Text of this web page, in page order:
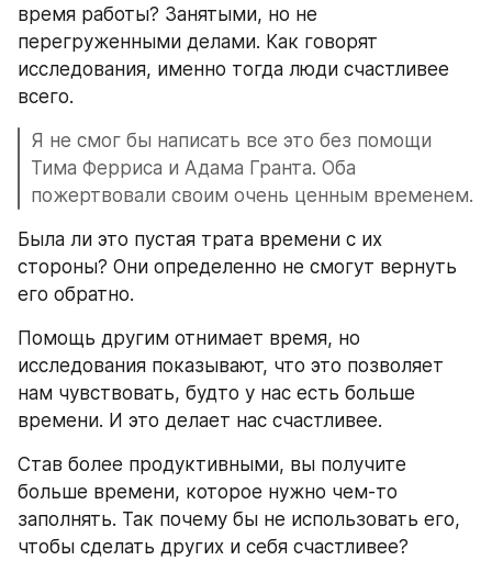
время работы? Занятыми, но не
перегруженными делами. Как говорят
исследования, именно тогда люди счастливее
всего.
Я не смог бы написать все это без помощи
Тима Ферриса и Адама Гранта. Оба
пожертвовали своим очень ценным временем.
Была ли это пустая трата времени с их
стороны? Они определенно не смогут вернуть
его обратно.
Помощь другим отнимает время, но
исследования показывают, что это позволяет
нам чувствовать, будто у нас есть больше
времени. И это делает нас счастливее.
Став более продуктивными, вы получите
больше времени, которое нужно чем-то
заполнять. Так почему бы не использовать его,
чтобы сделать других и себя счастливее?